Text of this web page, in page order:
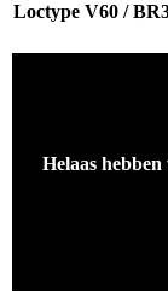
Loctype V60 /
Helaas